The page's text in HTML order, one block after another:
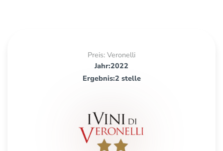
Preis: Veronelli
Jahr:2022
Ergebnis:2 stelle